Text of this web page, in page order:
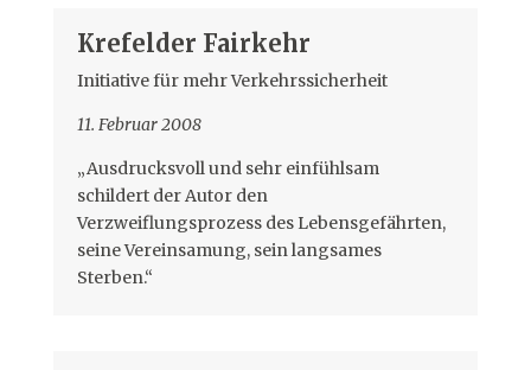
Krefelder Fairkehr
Initiative für mehr Verkehrssicherheit
11. Februar 2008
„Ausdrucksvoll und sehr einfühlsam
schildert der Autor den
Verzweiflungsprozess des Lebensgefährten,
seine Vereinsamung, sein langsames
Sterben.“